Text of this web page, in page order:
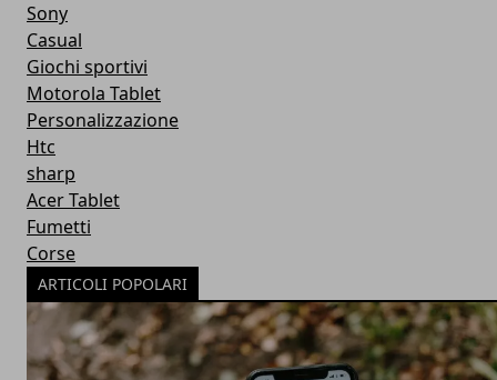
Sony
Casual
Giochi sportivi
Motorola Tablet
Personalizzazione
Htc
sharp
Acer Tablet
Fumetti
Corse
ARTICOLI POPOLARI